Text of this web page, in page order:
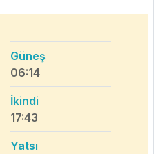
Güneş
06:14
İkindi
17:43
Yatsı